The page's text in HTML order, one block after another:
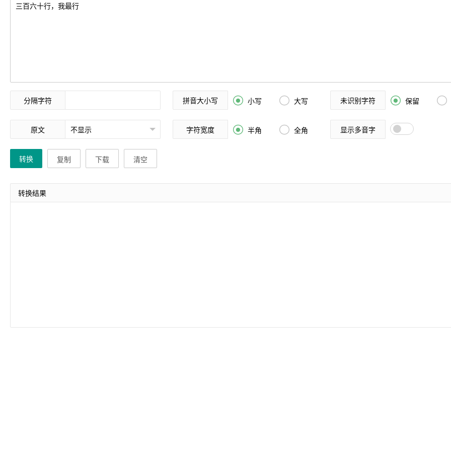
分隔字符 拼音大小写  小写  大写 未识别字符  保留 
原文 字符宽度  半角  全角 显示多音字
转换 复制 下载 清空
转换结果